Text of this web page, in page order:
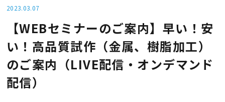
2023.03.07
【WEBセミナーのご案内】早い！安
い！高品質試作（金属、樹脂加工）
のご案内（LIVE配信・オンデマンド
配信）